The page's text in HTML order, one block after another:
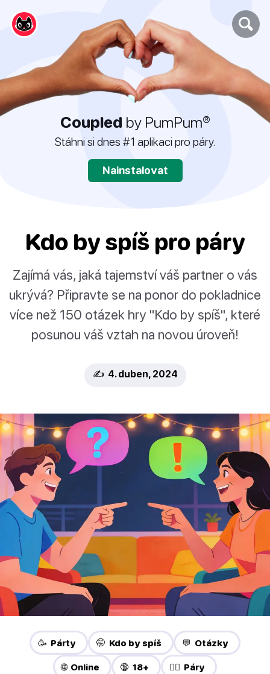
Coupled by PumPum®
Stáhni si dnes #1 aplikaci pro páry.
Nainstalovat
Kdo by spíš pro páry
Zajímá vás, jaká tajemství váš partner o vás
ukrývá? Připravte se na ponor do pokladnice
více než 150 otázek hry "Kdo by spíš", které
posunou váš vztah na novou úroveň!
✍️ 4. duben, 2024
🥳 Párty 🤭 Kdo by spíš 💬 Otázky
🌐 Online 🔞 18+ ❤️‍🔥 Páry